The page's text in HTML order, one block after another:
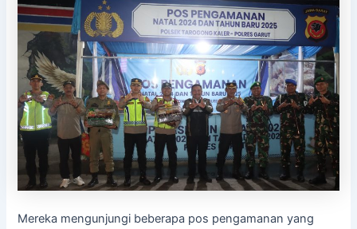
Mereka mengunjungi beberapa pos pengamanan yang